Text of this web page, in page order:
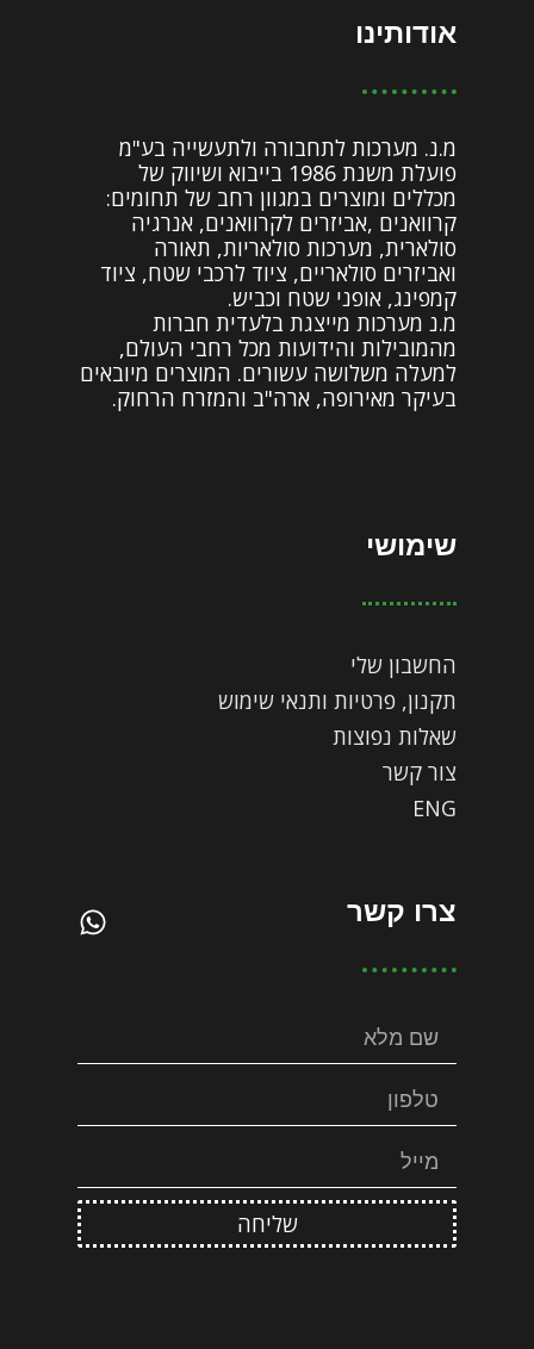
אודותינו
מ.נ. מערכות לתחבורה ולתעשייה בע"מ
פועלת משנת 1986 בייבוא ושיווק של
מכללים ומוצרים במגוון רחב של תחומים:
קרוואנים ,אביזרים לקרוואנים, אנרגיה
סולארית, מערכות סולאריות, תאורה
ואביזרים סולאריים, ציוד לרכבי שטח, ציוד
קמפינג, אופני שטח וכביש.
מ.נ מערכות מייצגת בלעדית חברות
מהמובילות והידועות מכל רחבי העולם,
למעלה משלושה עשורים. המוצרים מיובאים
בעיקר מאירופה, ארה"ב והמזרח הרחוק.
שימושי
החשבון שלי
תקנון, פרטיות ותנאי שימוש
שאלות נפוצות
צור קשר
ENG
צרו קשר
שליחה